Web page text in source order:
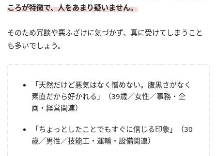
ころが特徴で、人をあまり疑いません。
そのため冗談や悪ふざけに気づかず、真に受けてしまうこと
も多いでしょう。
「天然だけど悪気はなく憎めない。腹黒さがなく
素直だから好かれる」（39歳／女性／事務・企
画・経営関連）
「ちょっとしたことでもすぐに信じる印象」（30
歳／男性／技能工・運輸・設備関連）